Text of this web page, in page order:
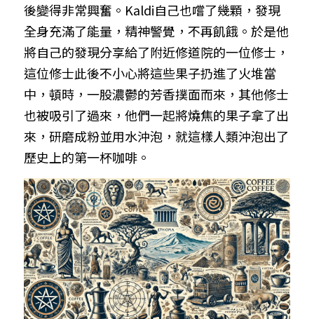
後變得非常興奮。Kaldi自己也嚐了幾顆，發現
全身充滿了能量，精神警覺，不再飢餓。於是他
將自己的發現分享給了附近修道院的一位修士，
這位修士此後不小心將這些果子扔進了火堆當
中，頓時，一股濃鬱的芳香撲面而來，其他修士
也被吸引了過來，他們一起將燒焦的果子拿了出
來，研磨成粉並用水沖泡，就這樣人類沖泡出了
歷史上的第一杯咖啡。